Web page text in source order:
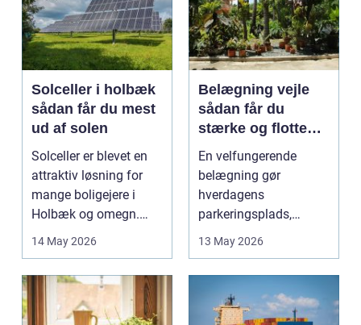
Solceller i holbæk
sådan får du mest
ud af solen
Solceller er blevet en
attraktiv løsning for
mange boligejere i
Holbæk og omegn.
Flere ønsker at sæn...
14 May 2026
Belægning vejle
sådan får du
stærke og flotte
udendørs arealer
En velfungerende
belægning gør
hverdagens
parkeringsplads,
terrasse eller
gårdsplads både pæn
og pra...
13 May 2026